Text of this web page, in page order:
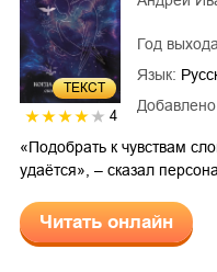
ТЕКСТ
4
Добавлено
Год
Язык:
«Подобрать к чувствам
удаётся», – сказал
Читать онлайн